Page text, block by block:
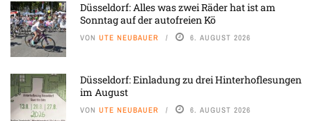
Düsseldorf: Alles was zwei Räder hat ist am
Sonntag auf der autofreien Kö
VON UTE NEUBAUER 6. AUGUST 2026
Düsseldorf: Einladung zu drei Hinterhoflesungen
im August
VON UTE NEUBAUER 6. AUGUST 2026